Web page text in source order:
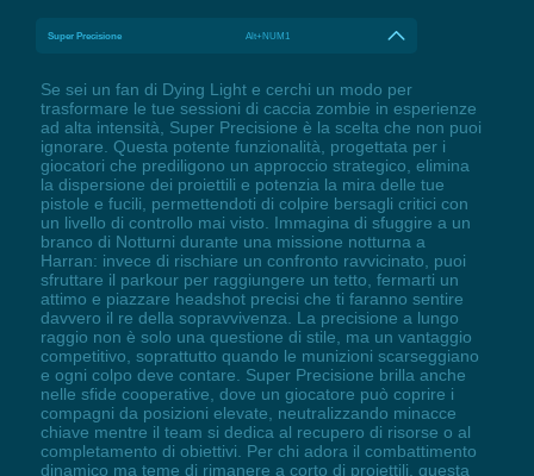
Super Precisione Alt+NUM1
Se sei un fan di Dying Light e cerchi un modo per
trasformare le tue sessioni di caccia zombie in esperienze
ad alta intensità, Super Precisione è la scelta che non puoi
ignorare. Questa potente funzionalità, progettata per i
giocatori che prediligono un approccio strategico, elimina
la dispersione dei proiettili e potenzia la mira delle tue
pistole e fucili, permettendoti di colpire bersagli critici con
un livello di controllo mai visto. Immagina di sfuggire a un
branco di Notturni durante una missione notturna a
Harran: invece di rischiare un confronto ravvicinato, puoi
sfruttare il parkour per raggiungere un tetto, fermarti un
attimo e piazzare headshot precisi che ti faranno sentire
davvero il re della sopravvivenza. La precisione a lungo
raggio non è solo una questione di stile, ma un vantaggio
competitivo, soprattutto quando le munizioni scarseggiano
e ogni colpo deve contare. Super Precisione brilla anche
nelle sfide cooperative, dove un giocatore può coprire i
compagni da posizioni elevate, neutralizzando minacce
chiave mentre il team si dedica al recupero di risorse o al
completamento di obiettivi. Per chi adora il combattimento
dinamico ma teme di rimanere a corto di proiettili, questa